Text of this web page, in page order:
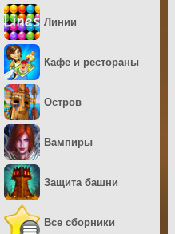
Линии
Кафе и рестораны
Остров
Вампиры
Защита башни
Все сборники